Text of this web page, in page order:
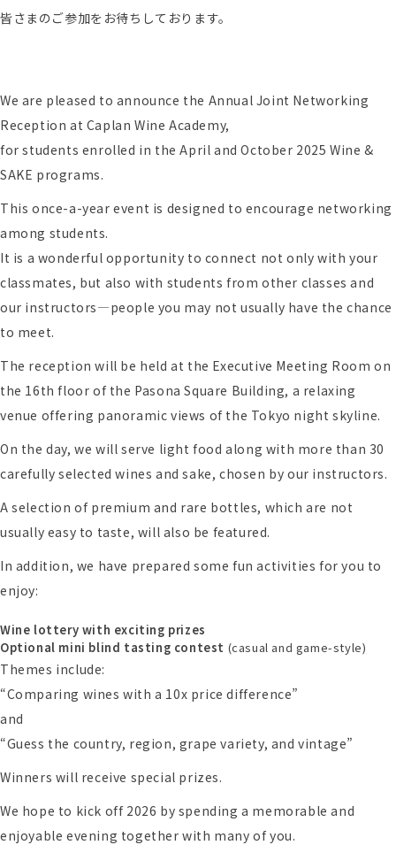
皆さまのご参加をお待ちしております。
We are pleased to announce the Annual Joint Networking
Reception at Caplan Wine Academy,
for students enrolled in the April and October 2025 Wine &
SAKE programs.
This once-a-year event is designed to encourage networking
among students.
It is a wonderful opportunity to connect not only with your
classmates, but also with students from other classes and
our instructors—people you may not usually have the chance
to meet.
The reception will be held at the Executive Meeting Room on
the 16th floor of the Pasona Square Building, a relaxing
venue offering panoramic views of the Tokyo night skyline.
On the day, we will serve light food along with more than 30
carefully selected wines and sake, chosen by our instructors.
A selection of premium and rare bottles, which are not
usually easy to taste, will also be featured.
In addition, we have prepared some fun activities for you to
enjoy:
Wine lottery with exciting prizes
Optional mini blind tasting contest (casual and game-style)
Themes include:
“Comparing wines with a 10x price difference”
and
“Guess the country, region, grape variety, and vintage”
Winners will receive special prizes.
We hope to kick off 2026 by spending a memorable and
enjoyable evening together with many of you.